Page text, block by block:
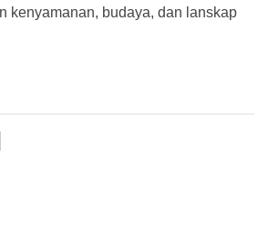
kenyamanan, budaya, dan lanskap